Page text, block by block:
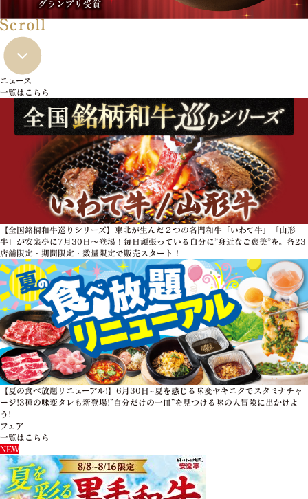
ニュース
一覧はこちら
【全国銘柄和牛巡りシリーズ】東北が生んだ２つの名門和牛「いわて牛」「山形
牛」が安楽亭に7月30日～登場！毎日頑張っている自分に”身近なご褒美”を。各23
店舗限定・期間限定・数量限定で販売スタート！
【夏の食べ放題リニューアル!】6月30日~夏を感じる味変ヤキニクでスタミナチャ
ージ!3種の味変タレも新登場!”自分だけの一皿”を見つける味の大冒険に出かけよ
う!
フェア
一覧はこちら
NEW